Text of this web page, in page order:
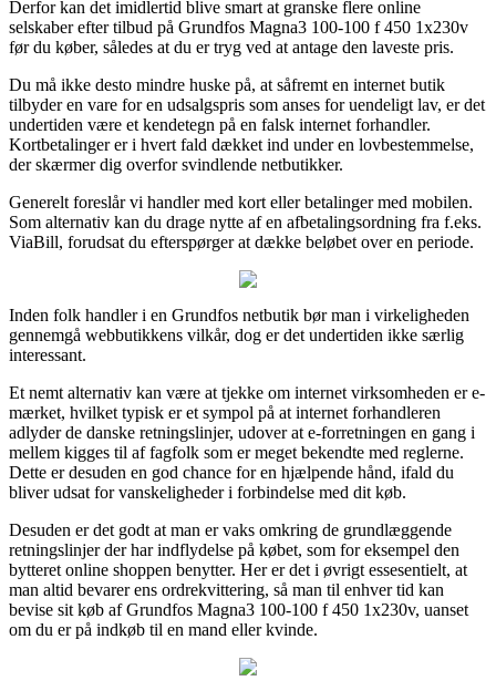
Derfor kan det imidlertid blive smart at granske flere online
selskaber efter tilbud på Grundfos Magna3 100-100 f 450 1x230v
før du køber, således at du er tryg ved at antage den laveste pris.
Du må ikke desto mindre huske på, at såfremt en internet butik
tilbyder en vare for en udsalgspris som anses for uendeligt lav, er det
undertiden være et kendetegn på en falsk internet forhandler.
Kortbetalinger er i hvert fald dækket ind under en lovbestemmelse,
der skærmer dig overfor svindlende netbutikker.
Generelt foreslår vi handler med kort eller betalinger med mobilen.
Som alternativ kan du drage nytte af en afbetalingsordning fra f.eks.
ViaBill, forudsat du efterspørger at dække beløbet over en periode.
Inden folk handler i en Grundfos netbutik bør man i virkeligheden
gennemgå webbutikkens vilkår, dog er det undertiden ikke særlig
interessant.
Et nemt alternativ kan være at tjekke om internet virksomheden er e-
mærket, hvilket typisk er et sympol på at internet forhandleren
adlyder de danske retningslinjer, udover at e-forretningen en gang i
mellem kigges til af fagfolk som er meget bekendte med reglerne.
Dette er desuden en god chance for en hjælpende hånd, ifald du
bliver udsat for vanskeligheder i forbindelse med dit køb.
Desuden er det godt at man er vaks omkring de grundlæggende
retningslinjer der har indflydelse på købet, som for eksempel den
bytteret online shoppen benytter. Her er det i øvrigt essesentielt, at
man altid bevarer ens ordrekvittering, så man til enhver tid kan
bevise sit køb af Grundfos Magna3 100-100 f 450 1x230v, uanset
om du er på indkøb til en mand eller kvinde.